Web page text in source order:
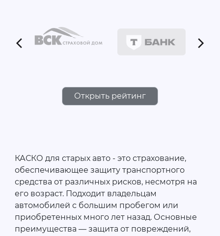
Открыть рейтинг
КАСКО для старых авто - это страхование,
обеспечивающее защиту транспортного
средства от различных рисков, несмотря на
его возраст. Подходит владельцам
автомобилей с большим пробегом или
приобретенных много лет назад. Основные
преимущества — защита от повреждений,